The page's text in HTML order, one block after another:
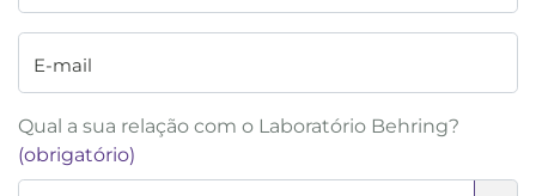
E-mail
Qual a sua relação com o Laboratório Behring?
(obrigatório)